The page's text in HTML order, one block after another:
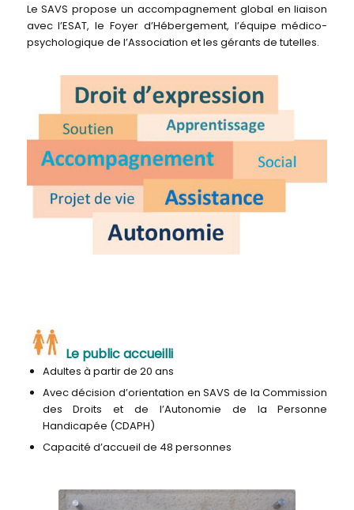
Le SAVS propose un accompagnement global en liaison
avec l’ESAT, le Foyer d’Hébergement, l’équipe médico-
psychologique de l’Association et les gérants de tutelles.
Le public accueilli
Adultes à partir de 20 ans
Avec décision d’orientation en SAVS de la Commission
des Droits et de l’Autonomie de la Personne
Handicapée (CDAPH)
Capacité d’accueil de 48 personnes